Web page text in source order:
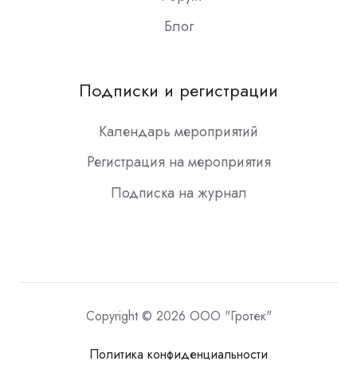
Блог
Подписки и регистрации
Календарь мероприятий
Регистрация на мероприятия
Подписка на журнал
Copyright © 2026 ООО "Гротек"
Политика конфиденциальности